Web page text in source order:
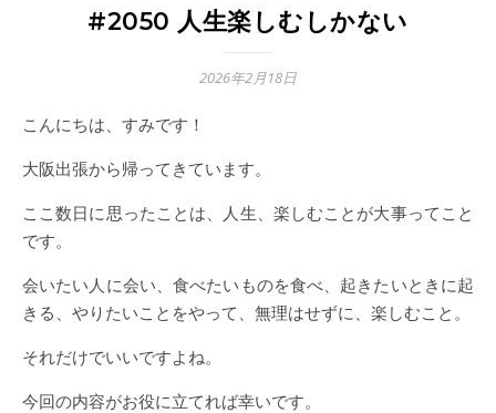
#2050 人生楽しむしかない
2026年2月18日
こんにちは、すみです！
大阪出張から帰ってきています。
ここ数日に思ったことは、人生、楽しむことが大事ってこと
です。
会いたい人に会い、食べたいものを食べ、起きたいときに起
きる、やりたいことをやって、無理はせずに、楽しむこと。
それだけでいいですよね。
今回の内容がお役に立てれば幸いです。